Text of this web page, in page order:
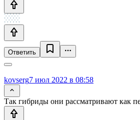
Ответить
kovserg7 июл 2022 в 08:58
Так гибриды они рассматривают как